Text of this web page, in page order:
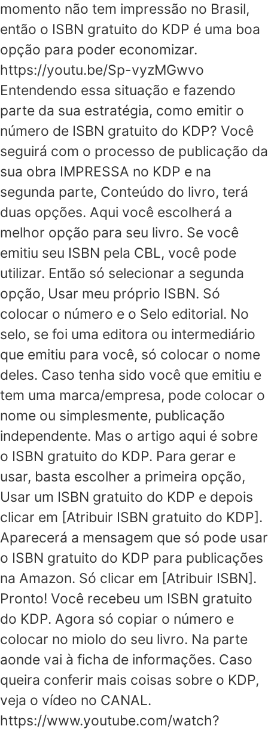
momento não tem impressão no Brasil,
então o ISBN gratuito do KDP é uma boa
opção para poder economizar.
https://youtu.be/Sp-vyzMGwvo
Entendendo essa situação e fazendo
parte da sua estratégia, como emitir o
número de ISBN gratuito do KDP? Você
seguirá com o processo de publicação da
sua obra IMPRESSA no KDP e na
segunda parte, Conteúdo do livro, terá
duas opções. Aqui você escolherá a
melhor opção para seu livro. Se você
emitiu seu ISBN pela CBL, você pode
utilizar. Então só selecionar a segunda
opção, Usar meu próprio ISBN. Só
colocar o número e o Selo editorial. No
selo, se foi uma editora ou intermediário
que emitiu para você, só colocar o nome
deles. Caso tenha sido você que emitiu e
tem uma marca/empresa, pode colocar o
nome ou simplesmente, publicação
independente. Mas o artigo aqui é sobre
o ISBN gratuito do KDP. Para gerar e
usar, basta escolher a primeira opção,
Usar um ISBN gratuito do KDP e depois
clicar em [Atribuir ISBN gratuito do KDP].
Aparecerá a mensagem que só pode usar
o ISBN gratuito do KDP para publicações
na Amazon. Só clicar em [Atribuir ISBN].
Pronto! Você recebeu um ISBN gratuito
do KDP. Agora só copiar o número e
colocar no miolo do seu livro. Na parte
aonde vai à ficha de informações. Caso
queira conferir mais coisas sobre o KDP,
veja o vídeo no CANAL.
https://www.youtube.com/watch?